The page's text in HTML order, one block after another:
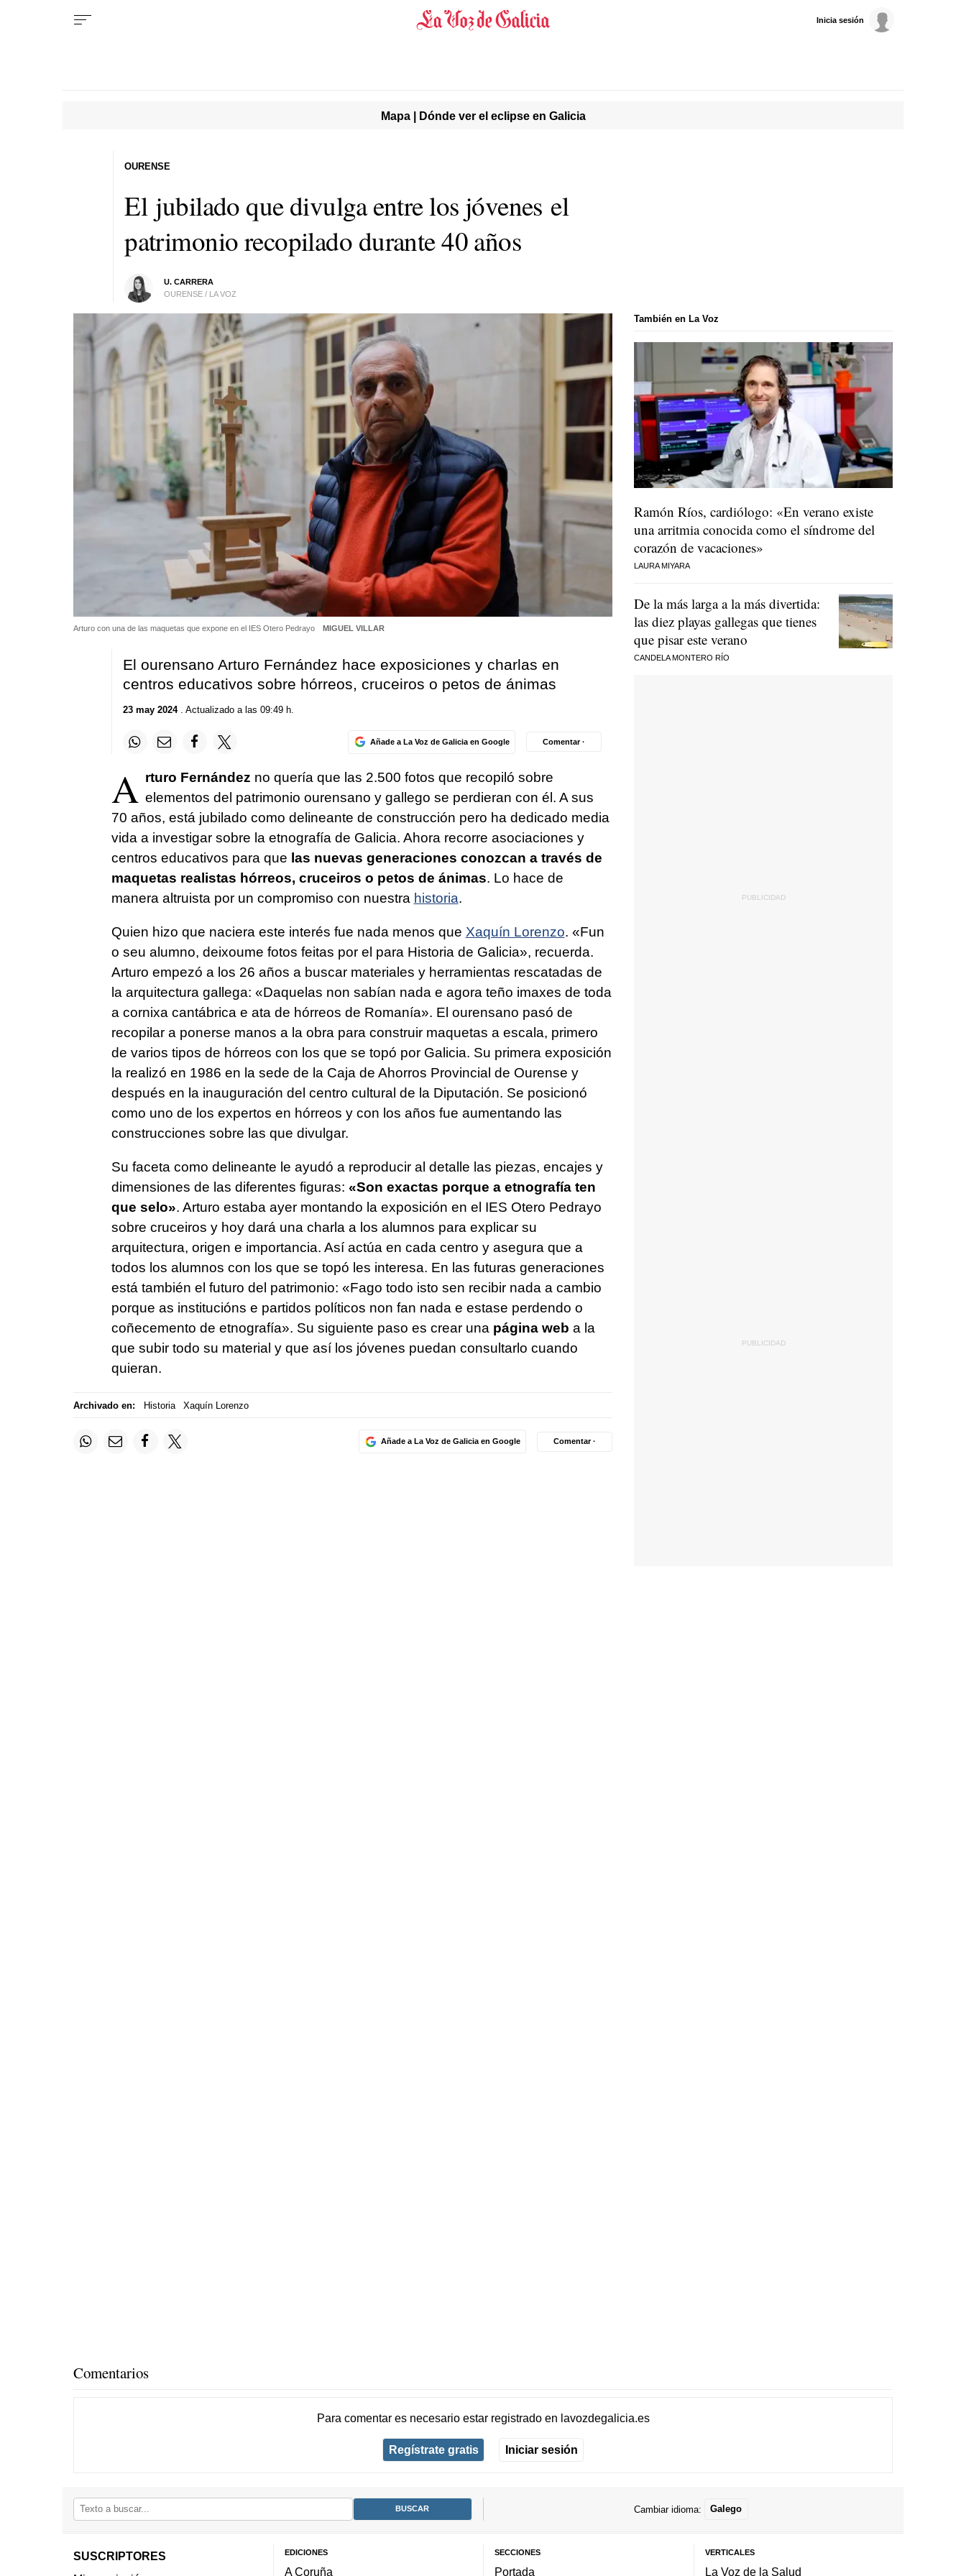
Inicia sesión
Mapa | Dónde ver el eclipse en Galicia
El jubilado que divulga entre los jóvenes el
patrimonio recopilado durante 40 años
U. CARRERA
OURENSE / LA VOZ
OURENSE
Arturo con una de las maquetas que expone en el IES Otero Pedrayo MIGUEL VILLAR
El ourensano Arturo Fernández hace exposiciones y charlas en
centros educativos sobre hórreos, cruceiros o petos de ánimas
23 may 2024. Actualizado a las 09:49 h.
Añade a La Voz de Galicia en Google Comentar ·
A rturo Fernández no quería que las 2.500 fotos que recopiló sobre
elementos del patrimonio ourensano y gallego se perdieran con él. A sus
70 años, está jubilado como delineante de construcción pero ha dedicado media
vida a investigar sobre la etnografía de Galicia. Ahora recorre asociaciones y
centros educativos para que las nuevas generaciones conozcan a través de
maquetas realistas hórreos, cruceiros o petos de ánimas. Lo hace de
manera altruista por un compromiso con nuestra historia.
Quien hizo que naciera este interés fue nada menos que Xaquín Lorenzo. «Fun
o seu alumno, deixoume fotos feitas por el para Historia de Galicia», recuerda.
Arturo empezó a los 26 años a buscar materiales y herramientas rescatadas de
la arquitectura gallega: «Daquelas non sabían nada e agora teño imaxes de toda
a cornixa cantábrica e ata de hórreos de Romanía». El ourensano pasó de
recopilar a ponerse manos a la obra para construir maquetas a escala, primero
de varios tipos de hórreos con los que se topó por Galicia. Su primera exposición
la realizó en 1986 en la sede de la Caja de Ahorros Provincial de Ourense y
después en la inauguración del centro cultural de la Diputación. Se posicionó
como uno de los expertos en hórreos y con los años fue aumentando las
construcciones sobre las que divulgar.
Su faceta como delineante le ayudó a reproducir al detalle las piezas, encajes y
dimensiones de las diferentes figuras: «Son exactas porque a etnografía ten
que selo». Arturo estaba ayer montando la exposición en el IES Otero Pedrayo
sobre cruceiros y hoy dará una charla a los alumnos para explicar su
arquitectura, origen e importancia. Así actúa en cada centro y asegura que a
todos los alumnos con los que se topó les interesa. En las futuras generaciones
está también el futuro del patrimonio: «Fago todo isto sen recibir nada a cambio
porque as institucións e partidos políticos non fan nada e estase perdendo o
coñecemento de etnografía». Su siguiente paso es crear una página web a la
que subir todo su material y que así los jóvenes puedan consultarlo cuando
quieran.
Archivado en: Historia Xaquín Lorenzo
Añade a La Voz de Galicia en Google Comentar ·
También en La Voz
Ramón Ríos, cardiólogo: «En verano existe
una arritmia conocida como el síndrome del
corazón de vacaciones»
LAURA MIYARA
De la más larga a la más divertida:
las diez playas gallegas que tienes
que pisar este verano
CANDELA MONTERO RÍO
Comentarios
Para comentar es necesario estar registradoen lavozdegalicia.es
Regístrate gratis Iniciar sesión
Cambiar idioma: Galego
SUSCRIPTORES
EDICIONES
A Coruña
SECCIONES
Portada
VERTICALES
La Voz de la Salud